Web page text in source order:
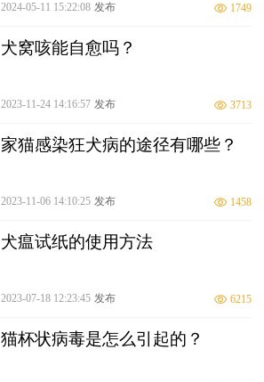
2024-05-11 15:22:08 发布 1749
犬窝咳能自愈吗？
2023-11-24 14:16:57 发布 3713
家猫感染狂犬病的途径有哪些？
2023-11-06 14:10:25 发布 1458
犬瘟试纸的使用方法
2023-07-18 12:23:45 发布 6215
猫杯状病毒是怎么引起的？